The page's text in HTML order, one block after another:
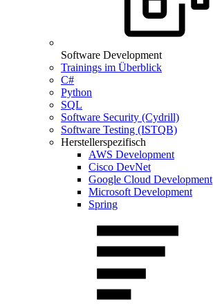
Software Development
Trainings im Überblick
C#
Python
SQL
Software Security (Cydrill)
Software Testing (ISTQB)
Herstellerspezifisch
AWS Development
Cisco DevNet
Google Cloud Development
Microsoft Development
Spring